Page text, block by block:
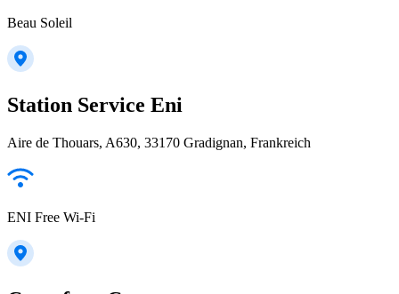
Beau Soleil
Station Service Eni
Aire de Thouars, A630, 33170 Gradignan, Frankreich
ENI Free Wi-Fi